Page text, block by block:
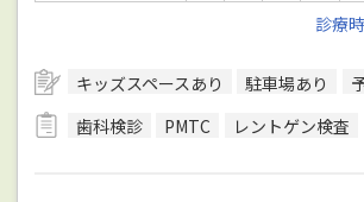
診療
キッズスペースあり 駐車場あり
歯科検診
PMTC レントゲン検査